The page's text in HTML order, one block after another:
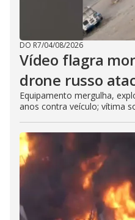
DO R7/04/08/2026
Vídeo flagra
drone russo
Equipamento mergulha,
anos contra veículo; vítima